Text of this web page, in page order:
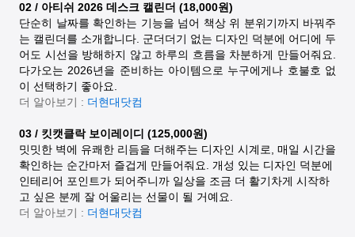
02 / 아티쉬 2026 데스크 캘린더 (18,000원)
단순히 날짜를 확인하는 기능을 넘어 책상 위 분위기까지 바꿔주
는 캘린더를 소개합니다. 군더더기 없는 디자인 덕분에 어디에 두
어도 시선을 방해하지 않고 하루의 흐름을 차분하게 만들어줘요.
다가오는 2026년을 준비하는 아이템으로 누구에게나 호불호 없
이 선택하기 좋아요.
더 알아보기 : 더현대닷컴
03 / 킷캣클락 보이레이디 (125,000원)
밋밋한 벽에 유쾌한 리듬을 더해주는 디자인 시계로, 매일 시간을
확인하는 순간마저 즐겁게 만들어줘요. 개성 있는 디자인 덕분에
인테리어 포인트가 되어주니까 일상을 조금 더 활기차게 시작하
고 싶은 분께 잘 어울리는 선물이 될 거예요.
더 알아보기 : 더현대닷컴